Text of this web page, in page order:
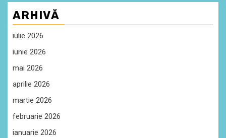
ARHIVĂ
iulie 2026
iunie 2026
mai 2026
aprilie 2026
martie 2026
februarie 2026
ianuarie 2026